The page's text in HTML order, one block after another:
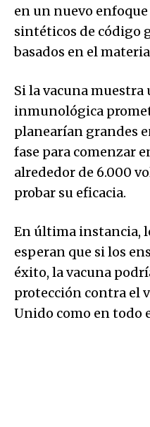
en un nuevo
sintéticos de código
basados en el
Si la vacuna muestra
inmunológica
planearían grandes
fase para comenzar
alrededor de 6.000
probar su eficacia.
En última instancia,
esperan que si los
éxito, la vacuna
protección contra el
Unido como en todo